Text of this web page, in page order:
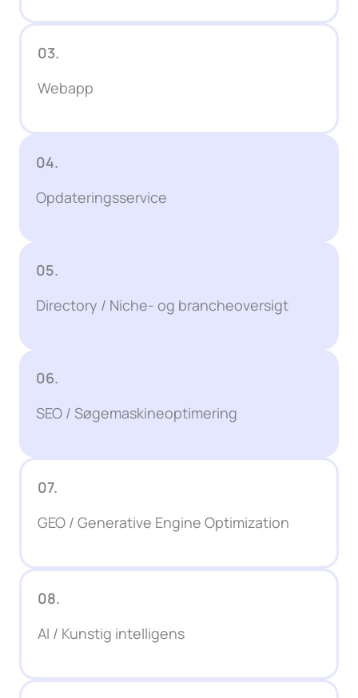
03.
Webapp
04.
Opdateringsservice
05.
Directory / Niche- og brancheoversigt
06.
SEO / Søgemaskineoptimering
07.
GEO / Generative Engine Optimization
08.
AI / Kunstig intelligens